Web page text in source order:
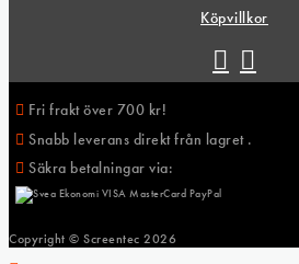
Köpvillkor
Fri frakt över 700 kr!
Snabb leverans direkt från lagret .
Säkra betalningar via:
Copyright © Screentec 2026